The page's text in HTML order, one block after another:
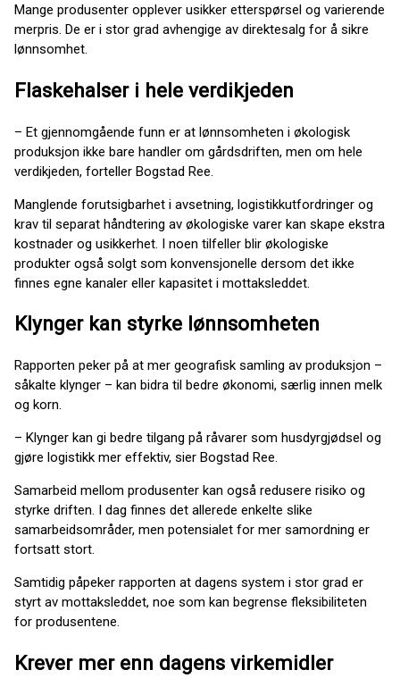
Mange produsenter opplever usikker etterspørsel og varierende
merpris. De er i stor grad avhengige av direktesalg for å sikre
lønnsomhet.
Flaskehalser i hele verdikjeden
– Et gjennomgående funn er at lønnsomheten i økologisk
produksjon ikke bare handler om gårdsdriften, men om hele
verdikjeden, forteller Bogstad Ree.
Manglende forutsigbarhet i avsetning, logistikkutfordringer og
krav til separat håndtering av økologiske varer kan skape ekstra
kostnader og usikkerhet. I noen tilfeller blir økologiske
produkter også solgt som konvensjonelle dersom det ikke
finnes egne kanaler eller kapasitet i mottaksleddet.
Klynger kan styrke lønnsomheten
Rapporten peker på at mer geografisk samling av produksjon –
såkalte klynger – kan bidra til bedre økonomi, særlig innen melk
og korn.
– Klynger kan gi bedre tilgang på råvarer som husdyrgjødsel og
gjøre logistikk mer effektiv, sier Bogstad Ree.
Samarbeid mellom produsenter kan også redusere risiko og
styrke driften. I dag finnes det allerede enkelte slike
samarbeidsområder, men potensialet for mer samordning er
fortsatt stort.
Samtidig påpeker rapporten at dagens system i stor grad er
styrt av mottaksleddet, noe som kan begrense fleksibiliteten
for produsentene.
Krever mer enn dagens virkemidler